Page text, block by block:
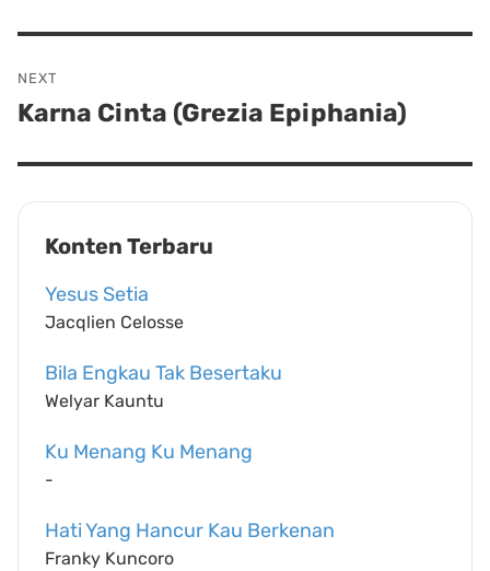
NEXT
Next
Karna Cinta (Grezia Epiphania)
Konten Terbaru
Yesus Setia
Jacqlien Celosse
Bila Engkau Tak Besertaku
Welyar Kauntu
Ku Menang Ku Menang
-
Hati Yang Hancur Kau Berkenan
Franky Kuncoro